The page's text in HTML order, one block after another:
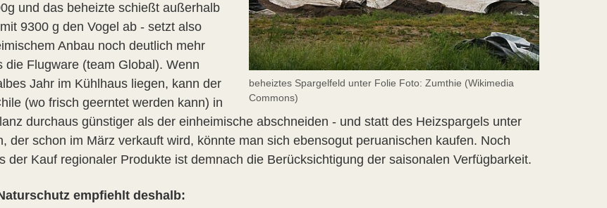
beheiztes Spargelfeld unter Folie Foto: Zumthie (Wikimedia
Commons)
und das beheizte schießt außerhalb
9300 g den Vogel ab - setzt also
Anbau noch deutlich mehr
die Flugware (team Global). Wenn
Jahr im Kühlhaus liegen, kann der
(wo frisch geerntet werden kann) in
durchaus günstiger als der einheimische abschneiden - und statt des Heizspargels unter
der schon im März verkauft wird, könnte man sich ebensogut peruanischen kaufen. Noch
der Kauf regionaler Produkte ist demnach die Berücksichtigung der saisonalen Verfügbarkeit.
empfiehlt deshalb: